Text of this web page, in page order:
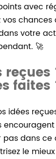
avec
chances
votre
🚀
reçues
faites
idées
dans ce
le